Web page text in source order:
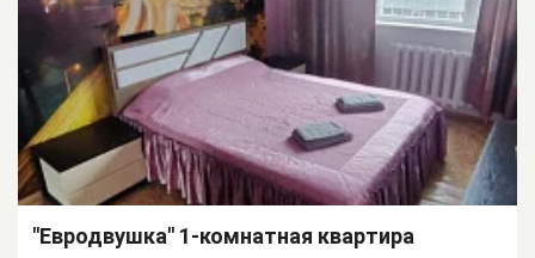
"Евродвушка" 1-комнатная квартира